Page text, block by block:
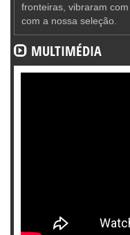
fronteiras, vibraram
com a nossa seleção.
MULTIMÉDIA